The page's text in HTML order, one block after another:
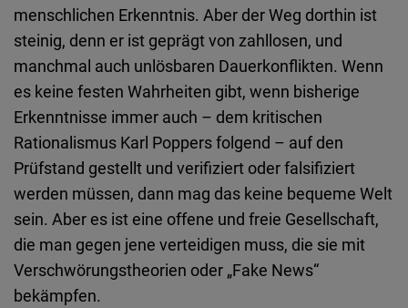
menschlichen Erkenntnis. Aber der Weg dorthin ist
steinig, denn er ist geprägt von zahllosen, und
manchmal auch unlösbaren Dauerkonflikten. Wenn
es keine festen Wahrheiten gibt, wenn bisherige
Erkenntnisse immer auch – dem kritischen
Rationalismus Karl Poppers folgend – auf den
Prüfstand gestellt und verifiziert oder falsifiziert
werden müssen, dann mag das keine bequeme Welt
sein. Aber es ist eine offene und freie Gesellschaft,
die man gegen jene verteidigen muss, die sie mit
Verschwörungstheorien oder „Fake News“
bekämpfen.